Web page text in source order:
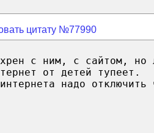
цитату №77990
с ним, с сайтом, но
от детей тупеет.
надо